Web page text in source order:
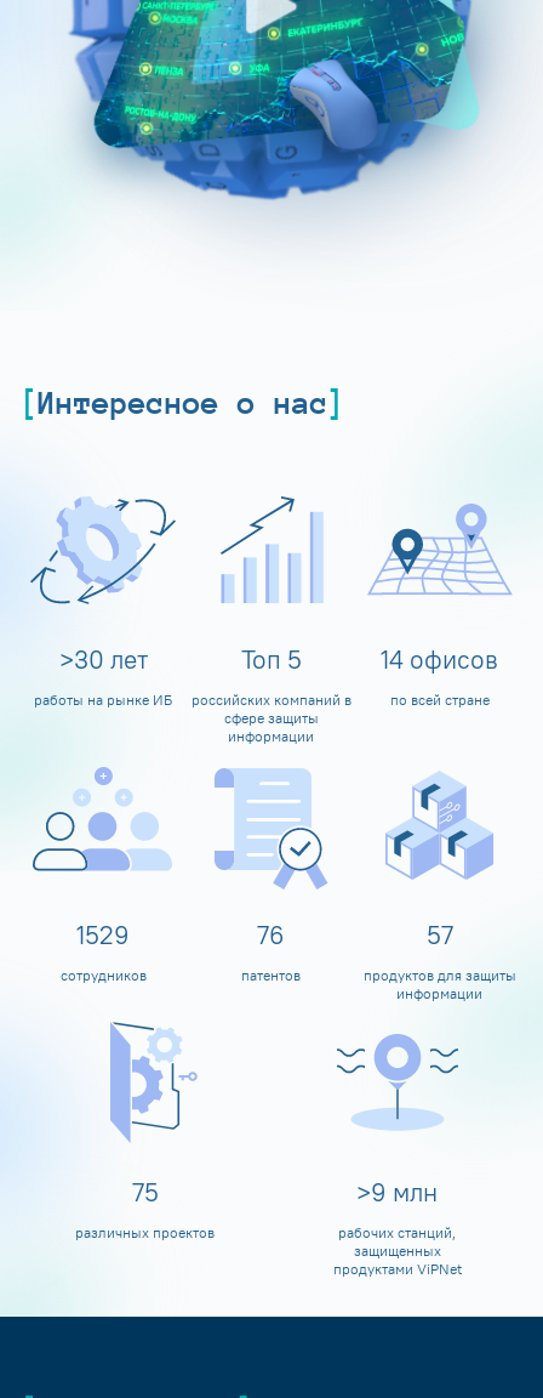
Интересное о нас
>30 лет
работы на рынке ИБ
Топ 5
российских компаний в
сфере защиты
информации
14 офисов
по всей стране
1600
сотрудников
80
патентов
60
продуктов для защиты
информации
80
различных проектов
>10 млн
рабочих станций,
защищенных
продуктами ViPNet